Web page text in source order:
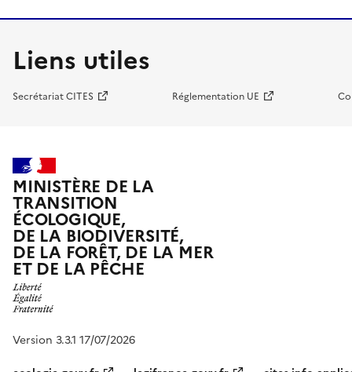
Liens utiles
Secrétariat CITES Réglementation UE
MINISTÈRE DE LA
TRANSITION
ÉCOLOGIQUE,
DE LA BIODIVERSITÉ,
DE LA FORÊT, DE LA MER
ET DE LA PÊCHE
Version 3.3.1 17/07/2026